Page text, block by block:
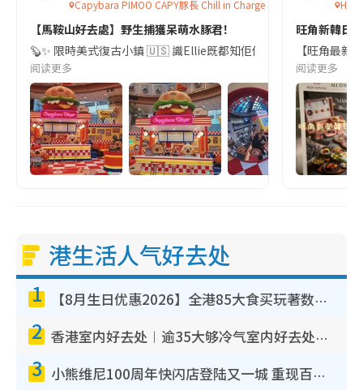
Capybara PIMOO CAPY豚長 Chill in Charge @置富Malls
【馬鞍山好去處】野生捕獲呆萌水豚君！
🦫✨ 限時美式復古小鎮 🇺🇸 識Ellie既都知佢係Capybara 既Fans !
阅读更多
Han
旺角新韓日
【旺角最新
阅读更多
港生活人气好去处
1 【8月生日优惠2026】全港85大食买玩著数攻略 自助餐/火锅放题同行免费＋诚品/DONKI送现金券
2 香港室内好去处︱逾35大够冷气室内好去处推荐 室内活动免费避雨无惧下雨
3 小熊维尼100周年快闪店登陆又一城 重现百亩森林经典场景／独家限定盲盒登场／专属DIY香水